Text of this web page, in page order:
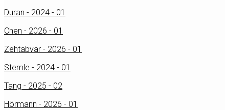
Duran - 2024 - 01
Chen - 2026 - 01
Zehtabvar - 2026 - 01
Stemle - 2024 - 01
Tang - 2025 - 02
Hörmann - 2026 - 01